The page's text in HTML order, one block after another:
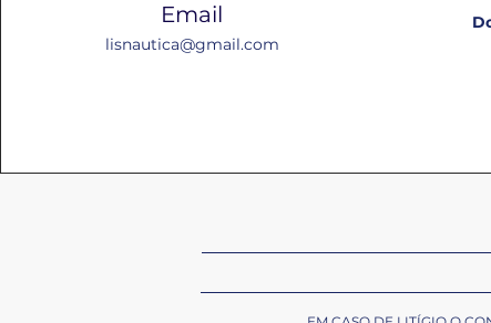
Email
lisnautica@gmail.com